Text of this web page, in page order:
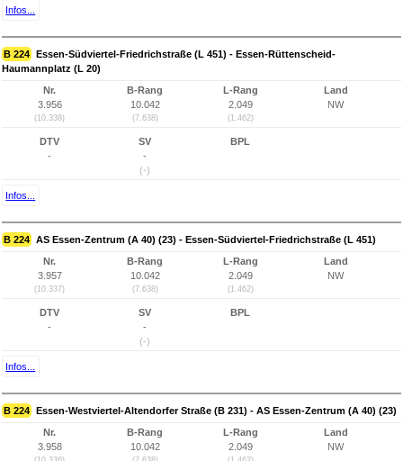
Infos...
B 224 Essen-Südviertel-Friedrichstraße (L 451) - Essen-Rüttenscheid-
Haumannplatz (L 20)
Nr.
3.956
(10.338)
B-Rang
10.042
(7.638)
L-Rang
2.049
(1.462)
Land
NW
DTV
-
SV
-
(-)
BPL
Infos...
B 224 AS Essen-Zentrum (A 40) (23) - Essen-Südviertel-Friedrichstraße (L 451)
Nr.
3.957
(10.337)
B-Rang
10.042
(7.638)
L-Rang
2.049
(1.462)
Land
NW
DTV
-
SV
-
(-)
BPL
Infos...
B 224 Essen-Westviertel-Altendorfer Straße (B 231) - AS Essen-Zentrum (A 40) (23)
Nr.
3.958
B-Rang
10.042
L-Rang
2.049
Land
NW